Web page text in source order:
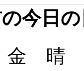
の今日
晴